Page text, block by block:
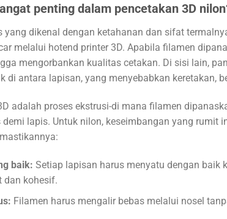
penting dalam pencetakan 3D
yang dikenal dengan ketahanan dan sifat
melalui hotend printer 3D. Apabila filamen
mengorbankan kualitas cetakan. Di sisi lain,
di antara lapisan, yang menyebabkan keretakan,
adalah proses ekstrusi-di mana filamen
lapis. Untuk nilon, keseimbangan yang rumit
baik: Setiap lapisan harus menyatu dengan baik
dan kohesif.
Filamen harus mengalir bebas melalui nosel